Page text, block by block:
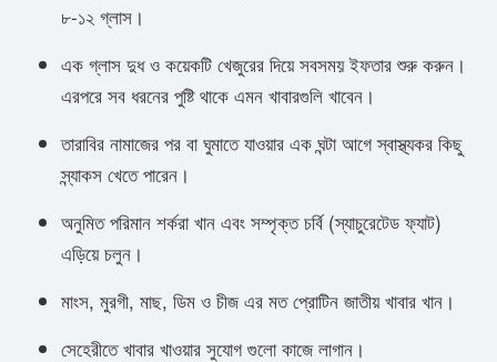
৮-১২ গ্লাস।
এক গ্লাস দুধ ও কয়েকটি খেজুরের দিয়ে সবসময় ইফতার শুরু করুন।
এরপরে সব ধরনের পুষ্টি থাকে এমন খাবারগুলি খাবেন।
তারাবির নামাজের পর বা ঘুমাতে যাওয়ার এক ঘন্টা আগে স্বাস্থ্যকর কিছু
স্ন্যাকস খেতে পারেন।
অনুমিত পরিমান শর্করা খান এবং সম্পৃক্ত চর্বি (স্যাচুরেটেড ফ্যাট)
এড়িয়ে চলুন।
মাংস, মুরগী, মাছ, ডিম ও চীজ এর মত প্রোটিন জাতীয় খাবার খান।
সেহেরীতে খাবার খাওয়ার সুযোগ গুলো কাজে লাগান।